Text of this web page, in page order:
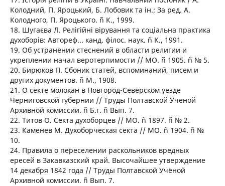
Колодний, П. Яроцький, Б. Лобовик та ін.; За ред. А.
Колодного, П. Яроцького. ñ К., 1999.
18. Шугаєва Л. Релігійні вірування та соціальна практика
духоборів: Автореф... канд. філос. наук. ñ К., 1991.
19. Об устранении стеснений в области религии и
укреплении начал веротерпимости // МО. ñ 1905. ñ № 5.
20. Бирюков П. Сбоник статей, вспоминаний, писем и
других документов. ñ М., 1908.
21. О секте молокан в Новгород-Северском уезде
Черниговской губернии // Труды Полтавской Ученой
Архивной комиссии. ñ Б.г. ñ Вып. 7.
22. Титов О. Секта духоборцев // МО. ñ 1897. ñ № 2.
23. Каменев М. Духоборческая секта // МО. ñ 1904. ñ №
10.
24. Правила о переселении раскольников вредных
ересей в Закавказский край. Высочайшее утверждение
14 декабря 1842 года // Труды Полтавской Учёной
Архивной комиссии. ñ Вып. 7.